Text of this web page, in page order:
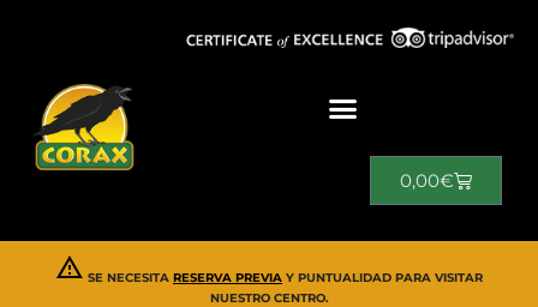
0,00€
SE NECESITA RESERVA PREVIA Y PUNTUALIDAD PARA VISITAR
NUESTRO CENTRO.